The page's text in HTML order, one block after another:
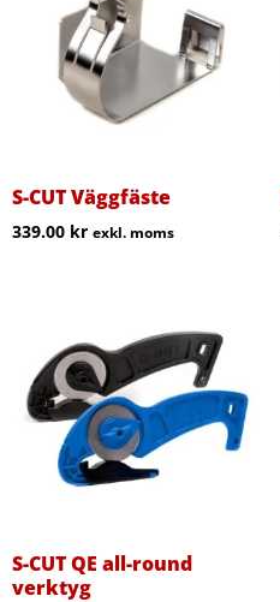
S-CUT Väggfäste
339.00 kr exkl. moms
S-CUT QE all-round
verktyg